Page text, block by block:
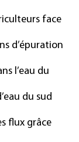
face
d’épuration
l’eau du
du sud
flux grâce